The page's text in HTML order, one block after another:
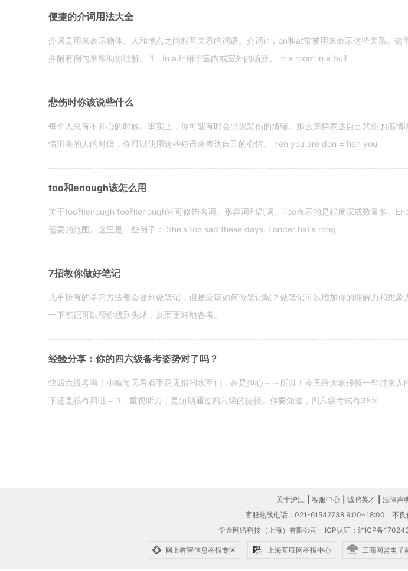
便捷的介词用法大全
介词是用来表示物体、人和地点之间相互关系的词语。介词in，on和at常被用来表示这些关系。这
并附有例句来帮助你理解。 1．In a.In用于室内或室外的场所。 in a room in a buil
悲伤时你该说些什么
每个人总有不开心的时候。事实上，你可能有时会出现悲伤的情绪。那么怎样表达自己悲伤的感
情沮丧的人的时候，你可以使用这些短语来表达自己的心情。 hen you are don = hen you
too和enough该怎么用
关于too和enough too和enough皆可修饰名词、形容词和副词。Too表示的是程度深或数量多。
需要的范围。这里是一些例子： She's too sad these days. I onder hat's rong
7招教你做好笔记
几乎所有的学习方法都会提到做笔记，但是应该如何做笔记呢？做笔记可以增加你的理解力和想
一下笔记可以帮你找到头绪，从而更好地备考。
经验分享：你的四六级备考姿势对了吗？
快四六级考啦！小编每天看着手足无措的水军们，甚是担心～～所以！今天给大家传授一些过来人
下还是很有用哒～ 1、重视听力，是短期通过四六级的捷径。你要知道，四六级考试有35%
关于沪江 客服中心 诚聘英才 法律声
客服热线电话：021-61542738 9:00~18:00
不
学金网络科技（上海）有限公司 ICP认证：沪ICP备
网上有害信息举报专区 上海互联网举报中心 工商网监电子